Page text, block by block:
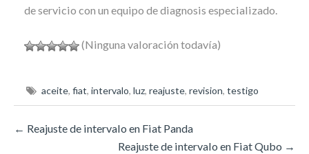
de servicio con un equipo de diagnosis especializado.
(Ninguna valoración todavía)
aceite, fiat, intervalo, luz, reajuste, revision, testigo
← Reajuste de intervalo en Fiat Panda
Reajuste de intervalo en Fiat Qubo →